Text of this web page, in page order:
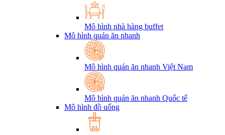
Mô hình nhà hàng buffet
Mô hình quán ăn nhanh
Mô hình quán ăn nhanh Việt Nam
Mô hình quán ăn nhanh Quốc tế
Mô hình đồ uống